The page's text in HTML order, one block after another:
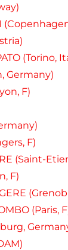
(Torino,
Germany)
F)
F)
(Saint-
F)
(Paris,